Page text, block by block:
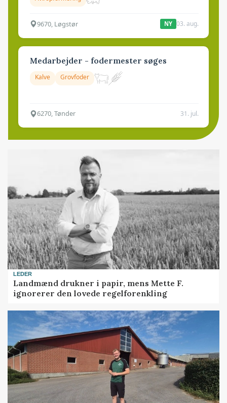
9670, Løgstør NY 03. aug.
Medarbejder - fodermester søges
Kalve Grovfoder
6270, Tønder 31. jul.
LEDER
Landmænd drukner i papir, mens Mette F.
ignorerer den lovede regelforenkling